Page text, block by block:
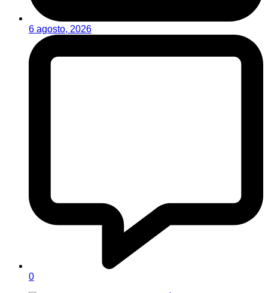
6 agosto, 2026
0